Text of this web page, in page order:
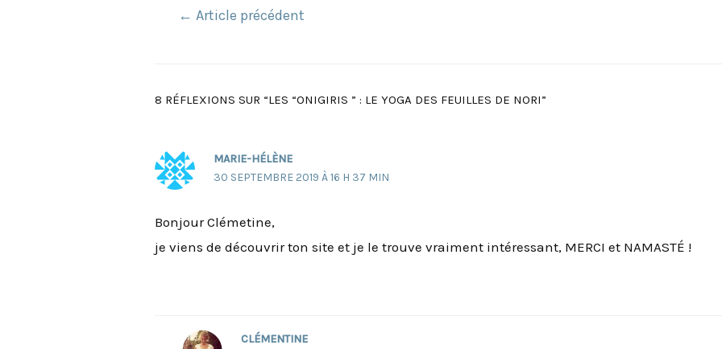
Navigation
← Article précédent
8 RÉFLEXIONS SUR “LES “ONIGIRIS ” : LE YOGA DES FEUILLES DE NORI”
MARIE-HÉLÈNE
30 SEPTEMBRE 2019 À 16 H 37 MIN
Bonjour Clémetine,
je viens de découvrir ton site et je le trouve vraiment intéressant, MERCI et NAMASTÉ !
CLÉMENTINE